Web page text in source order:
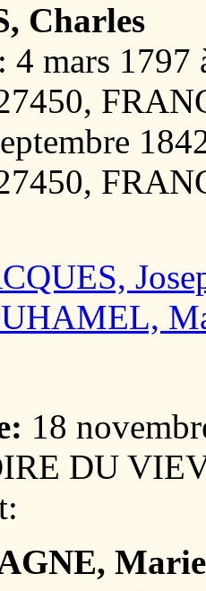
Charles
4 mars
18
DU